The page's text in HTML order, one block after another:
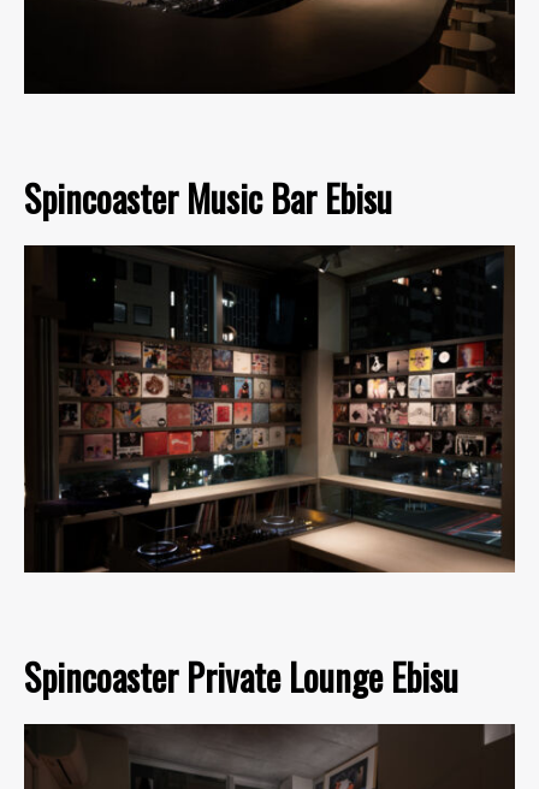
Spincoaster Music Bar Ebisu
Spincoaster Private Lounge Ebisu